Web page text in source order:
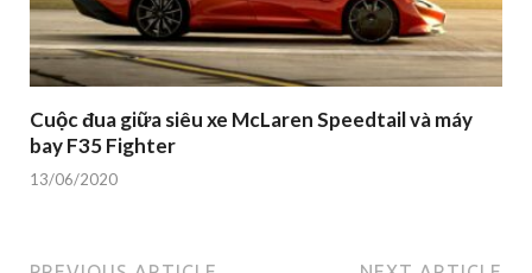
Cuộc đua giữa siêu xe McLaren Speedtail và máy
bay F35 Fighter
13/06/2020